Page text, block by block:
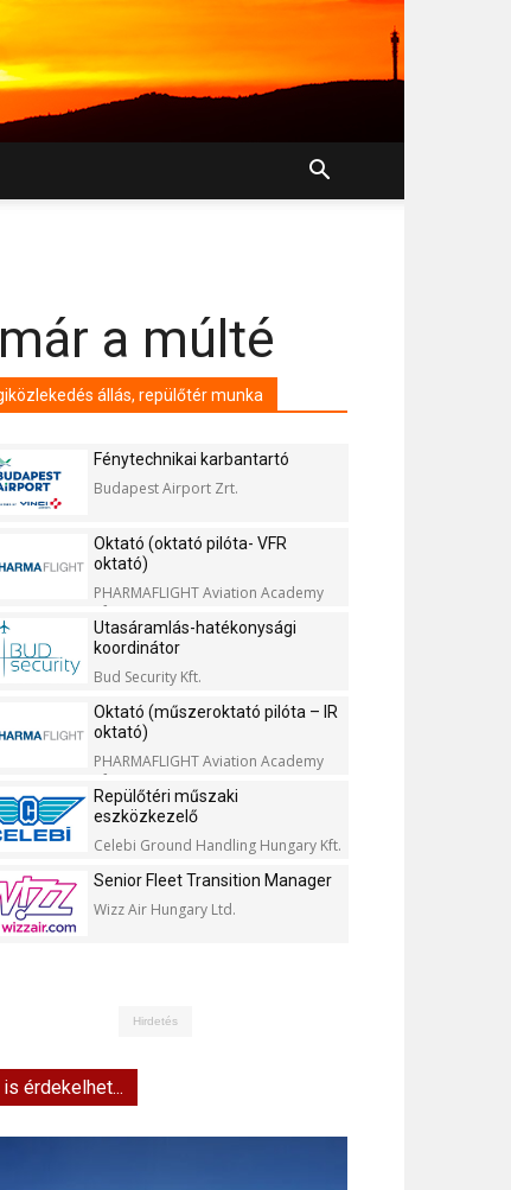
a múlté
állás, repülőtér munka
Fénytechnikai karbantartó
Budapest Airport Zrt.
Oktató (oktató pilóta- VFR
oktató)
PHARMAFLIGHT Aviation Academy
Kft.
Utasáramlás-hatékonysági
koordinátor
Bud Security Kft.
Oktató (műszeroktató pilóta – IR
oktató)
PHARMAFLIGHT Aviation Academy
Kft.
Repülőtéri műszaki
eszközkezelő
Celebi Ground Handling Hungary Kft.
Senior Fleet Transition Manager
Wizz Air Hungary Ltd.
Hirdetés
is érdekelhet...